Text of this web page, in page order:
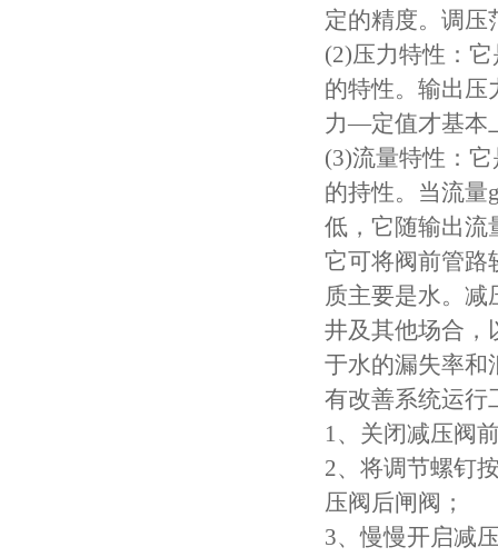
定的精度。调压
(2)压力特性：
的特性。输出压
力—定值才基本
(3)流量特性：
的持性。当流量
低，它随输出流
它可将阀前管路
质主要是水。
井及其他场合，
于水的漏失率和
有改善系统运行
1、关闭减压阀
2、将调节螺钉
压阀后闸阀；
3、慢慢开启减